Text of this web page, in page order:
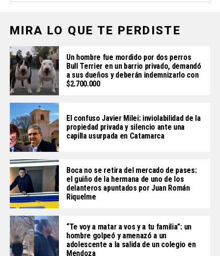
MIRA LO QUE TE PERDISTE
Un hombre fue mordido por dos perros
Bull Terrier en un barrio privado, demandó
a sus dueños y deberán indemnizarlo con
$2.700.000
El confuso Javier Milei: inviolabilidad de la
propiedad privada y silencio ante una
capilla usurpada en Catamarca
Boca no se retira del mercado de pases:
el guiño de la hermana de uno de los
delanteros apuntados por Juan Román
Riquelme
“Te voy a matar a vos y a tu familia”: un
hombre golpeó y amenazó a un
adolescente a la salida de un colegio en
Mendoza